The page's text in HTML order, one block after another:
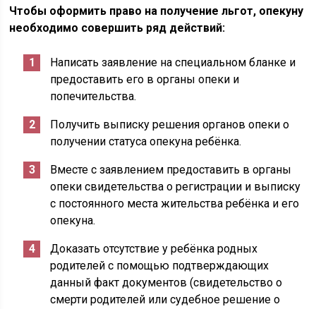
Чтобы оформить право на получение льгот, опекуну
необходимо совершить ряд действий:
Написать заявление на специальном бланке и
предоставить его в органы опеки и
попечительства.
Получить выписку решения органов опеки о
получении статуса опекуна ребёнка.
Вместе с заявлением предоставить в органы
опеки свидетельства о регистрации и выписку
с постоянного места жительства ребёнка и его
опекуна.
Доказать отсутствие у ребёнка родных
родителей с помощью подтверждающих
данный факт документов (свидетельство о
смерти родителей или судебное решение о